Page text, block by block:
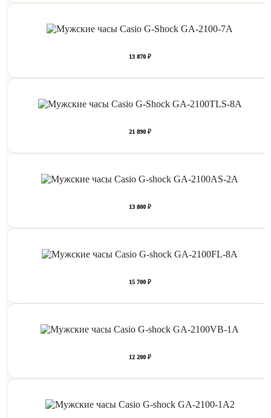
13 870 ₽
21 890 ₽
13 800 ₽
15 700 ₽
12 200 ₽